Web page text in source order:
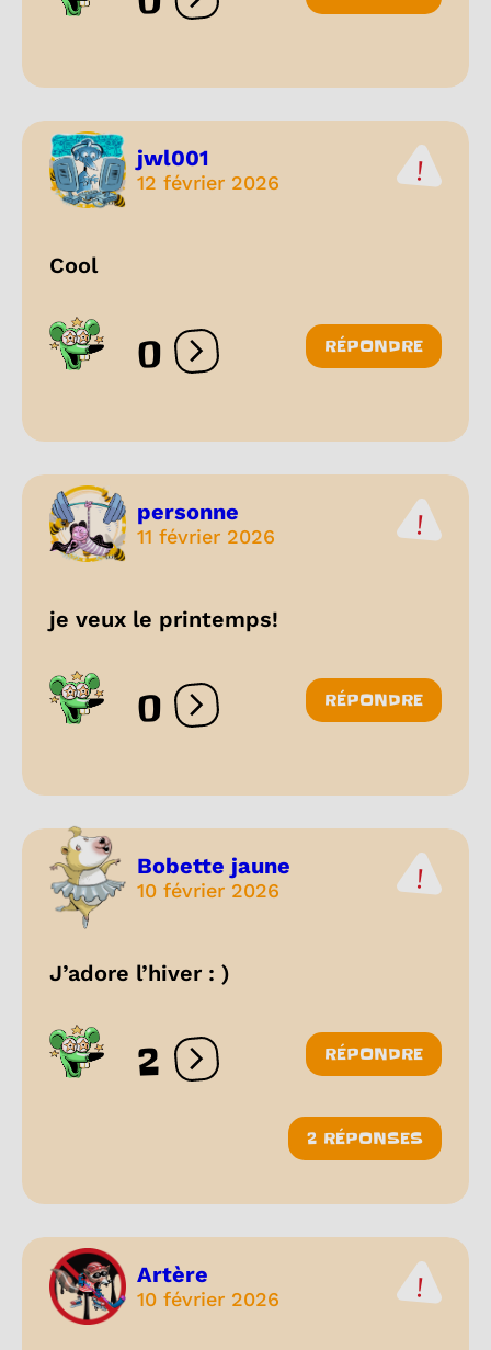
Ouvrir les réactions
jwl001
12 février 2026
Cool
0 Ouvrir les réactions
RÉPONDRE
personne
11 février 2026
je veux le printemps!
0 Ouvrir les réactions
RÉPONDRE
Bobette jaune
10 février 2026
J’adore l’hiver : )
2 Ouvrir les réactions
RÉPONDRE
2 RÉPONSES
Artère
10 février 2026